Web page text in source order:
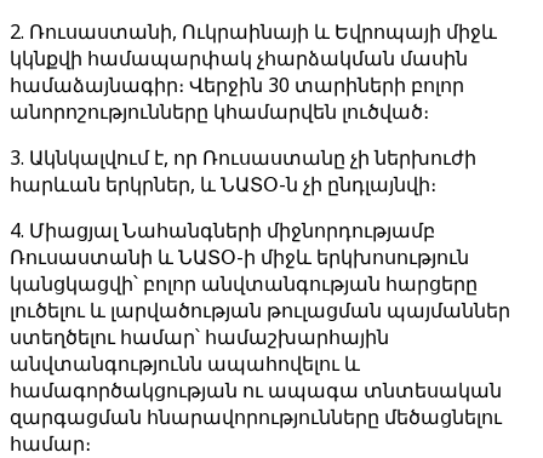
2. Ռուսաստանի, Ուկրաինայի և Եվրոպայի միջև
կկնքվի համապարփակ չհարձակման մասին
համաձայնագիր։ Վերջին 30 տարիների բոլոր
անորոշությունները կհամարվեն լուծված։
3. Ակնկալվում է, որ Ռուսաստանը չի ներխուժի
հարևան երկրներ, և ՆԱՏՕ-ն չի ընդլայնվի։
4. Միացյալ Նահանգների միջնորդությամբ
Ռուսաստանի և ՆԱՏՕ-ի միջև երկխոսություն
կանցկացվի՝ բոլոր անվտանգության հարցերը
լուծելու և լարվածության թուլացման պայմաններ
ստեղծելու համար՝ համաշխարհային
անվտանգությունն ապահովելու և
համագործակցության ու ապագա տնտեսական
զարգացման հնարավորությունները մեծացնելու
համար։